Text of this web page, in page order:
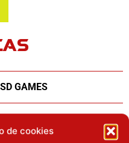
de cookies
SD GAMES